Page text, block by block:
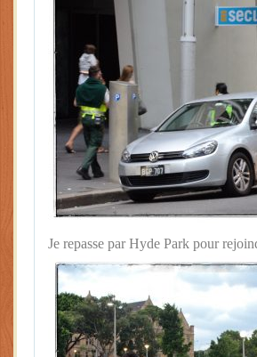
Je repasse par Hyde Park pour